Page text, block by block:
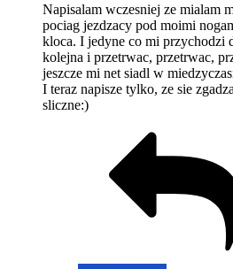
Napisalam wczesniej ze mialam
pociag jezdzacy pod moimi
kloca. I jedyne co mi przychodzi
kolejna i przetrwac, przetrwac,
jeszcze mi net siadl w
I teraz napisze tylko, ze sie
sliczne:)